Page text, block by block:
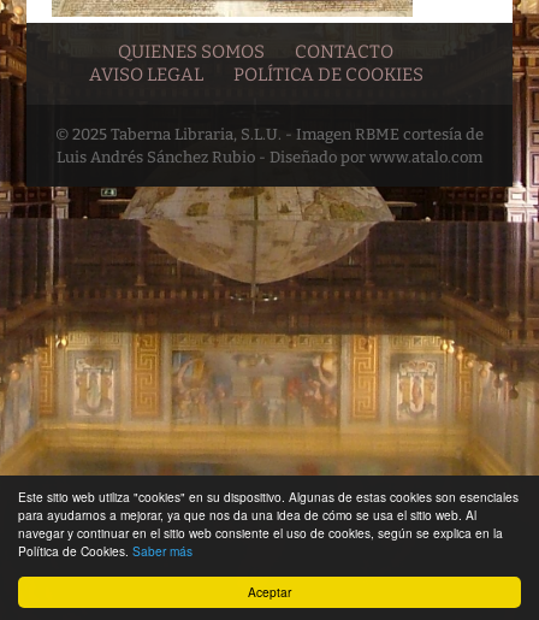
Aceptar
Este sitio web utiliza "cookies" en su dispositivo. Algunas de estas cookies son esenciales
para ayudarnos a mejorar, ya que nos da una idea de cómo se usa el sitio web. Al
navegar y continuar en el sitio web consiente el uso de cookies, según se explica en la
Política de Cookies. Saber más
QUIENES SOMOS
CONTACTO
AVISO LEGAL
POLÍTICA DE COOKIES
© 2025 Taberna Libraria, S.L.U. - Imagen RBME cortesía de
Luis Andrés Sánchez Rubio - Diseñado por www.atalo.com